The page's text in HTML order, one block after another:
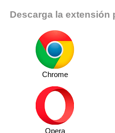
Descarga la extensión
Chrome
Opera